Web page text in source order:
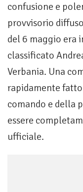
confusione e
provvisorio
del 6 maggio era
classificato
Verbania. Una
rapidamente
comando e della
essere
ufficiale.